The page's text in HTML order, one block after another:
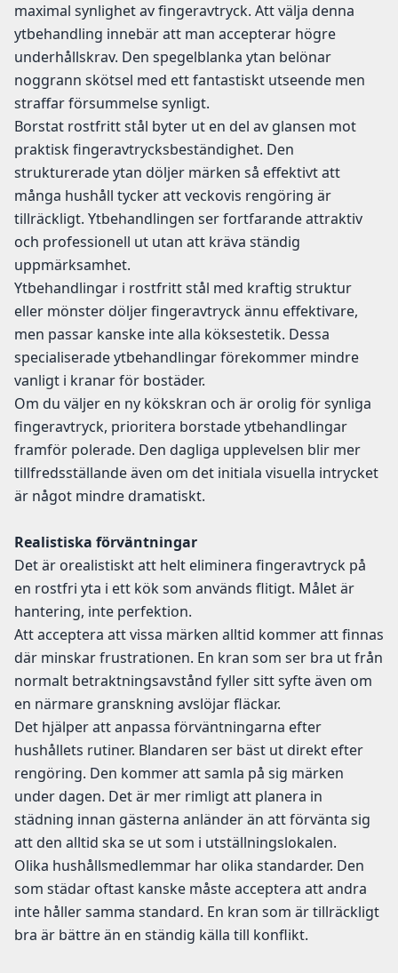
maximal synlighet av fingeravtryck. Att välja denna
ytbehandling innebär att man accepterar högre
underhållskrav. Den spegelblanka ytan belönar
noggrann skötsel med ett fantastiskt utseende men
straffar försummelse synligt.
Borstat rostfritt stål byter ut en del av glansen mot
praktisk fingeravtrycksbeständighet. Den
strukturerade ytan döljer märken så effektivt att
många hushåll tycker att veckovis rengöring är
tillräckligt. Ytbehandlingen ser fortfarande attraktiv
och professionell ut utan att kräva ständig
uppmärksamhet.
Ytbehandlingar i rostfritt stål med kraftig struktur
eller mönster döljer fingeravtryck ännu effektivare,
men passar kanske inte alla köksestetik. Dessa
specialiserade ytbehandlingar förekommer mindre
vanligt i kranar för bostäder.
Om du väljer en ny kökskran och är orolig för synliga
fingeravtryck, prioritera borstade ytbehandlingar
framför polerade. Den dagliga upplevelsen blir mer
tillfredsställande även om det initiala visuella intrycket
är något mindre dramatiskt.
Realistiska förväntningar
Det är orealistiskt att helt eliminera fingeravtryck på
en rostfri yta i ett kök som används flitigt. Målet är
hantering, inte perfektion.
Att acceptera att vissa märken alltid kommer att finnas
där minskar frustrationen. En kran som ser bra ut från
normalt betraktningsavstånd fyller sitt syfte även om
en närmare granskning avslöjar fläckar.
Det hjälper att anpassa förväntningarna efter
hushållets rutiner. Blandaren ser bäst ut direkt efter
rengöring. Den kommer att samla på sig märken
under dagen. Det är mer rimligt att planera in
städning innan gästerna anländer än att förvänta sig
att den alltid ska se ut som i utställningslokalen.
Olika hushållsmedlemmar har olika standarder. Den
som städar oftast kanske måste acceptera att andra
inte håller samma standard. En kran som är tillräckligt
bra är bättre än en ständig källa till konflikt.